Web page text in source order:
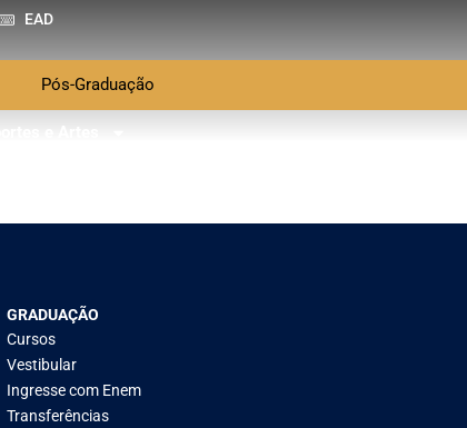
EAD
Pós-Graduação
GRADUAÇÃO
Cursos
Vestibular
Ingresse com Enem
Transferências